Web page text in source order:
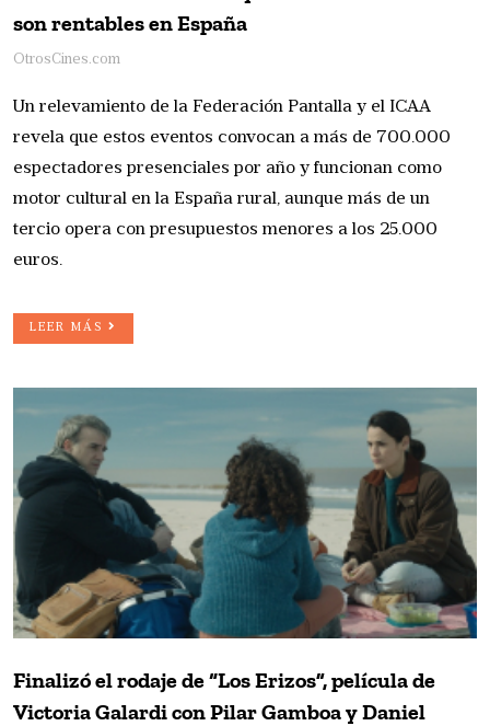
son rentables en España
OtrosCines.com
Un relevamiento de la Federación Pantalla y el ICAA
revela que estos eventos convocan a más de 700.000
espectadores presenciales por año y funcionan como
motor cultural en la España rural, aunque más de un
tercio opera con presupuestos menores a los 25.000
euros.
LEER MÁS
Finalizó el rodaje de “Los Erizos”, película de
Victoria Galardi con Pilar Gamboa y Daniel